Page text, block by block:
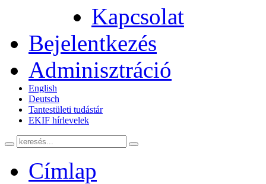
Kapcsolat
Bejelentkezés
Adminisztráció
English
Deutsch
Tantestületi tudástár
EKIF hírlevelek
Címlap